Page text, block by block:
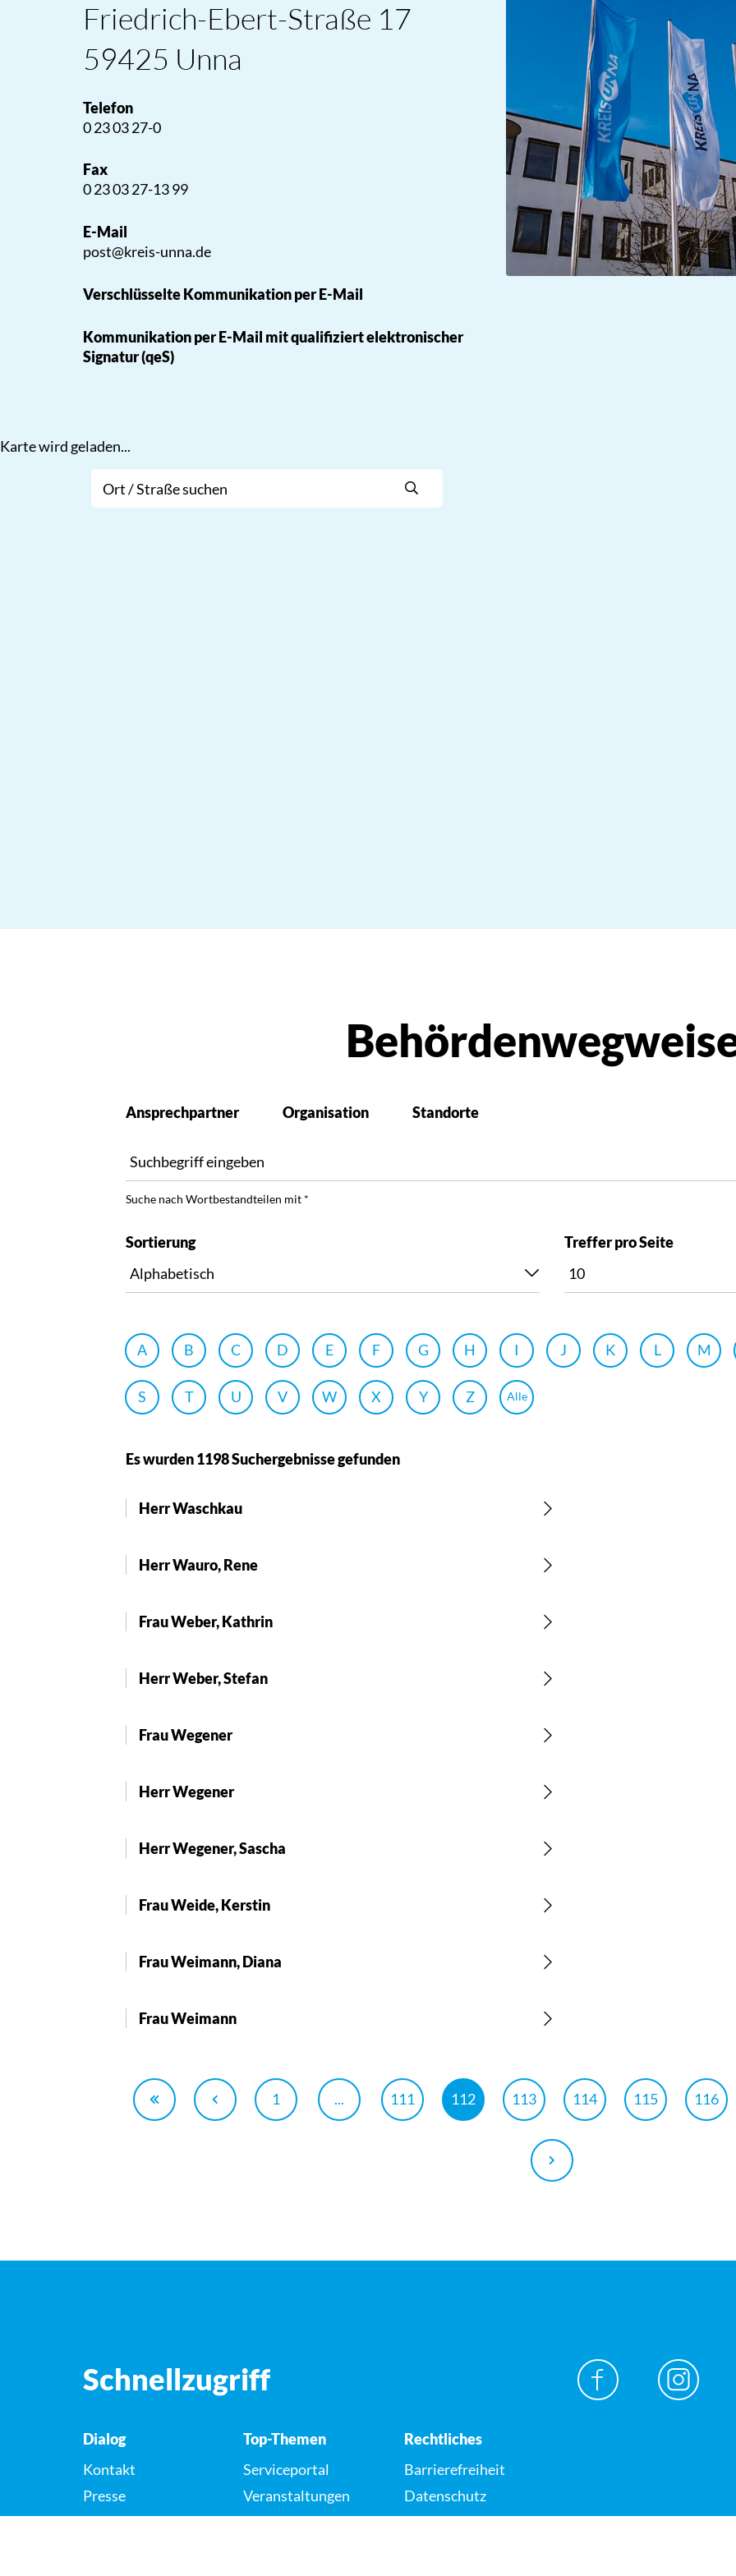
Friedrich-Ebert-Straße 17
59425 Unna
Telefon
0 23 03 27-0
Fax
0 23 03 27-13 99
E-Mail
post@kreis-unna.de
Verschlüsselte Kommunikation per E-Mail
Kommunikation per E-Mail mit qualifiziert elektronischer
Signatur (qeS)
Karte wird geladen...
Ansprechpartner Organisation Standorte
Suche nach Wortbestandteilen mit *
Sortierung Treffer pro Seite
A B C D E F G H I J K L M
S T U V W X Y Z Alle
Es wurden 1198 Suchergebnisse gefunden
Herr Waschkau
Herr Wauro, Rene
Frau Weber, Kathrin
Herr Weber, Stefan
Frau Wegener
Herr Wegener
Herr Wegener, Sascha
Frau Weide, Kerstin
Frau Weimann, Diana
Frau Weimann
1 ... 111 112 113 114 115 116
Schnellzugriff
Dialog
Kontakt
Presse
Top-Themen
Serviceportal
Veranstaltungen
Karriere
Rechtliches
Barrierefreiheit
Datenschutz
Impressum